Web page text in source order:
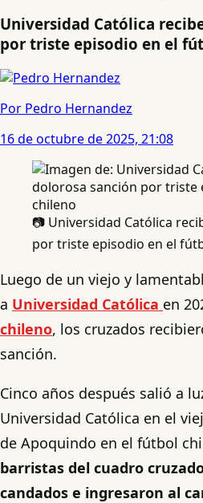
Universidad Católica
por triste episodio en el
Por Pedro Hernandez
16 de octubre de 2025, 21:08
📷 Universidad Católica
por triste episodio en el
Luego de un viejo y
a Universidad Católica en
chileno, los cruzados
sanción.
Cinco años después salió a
Universidad Católica en el
de Apoquindo en el fútbol
barristas del cuadro
candados e ingresaron al